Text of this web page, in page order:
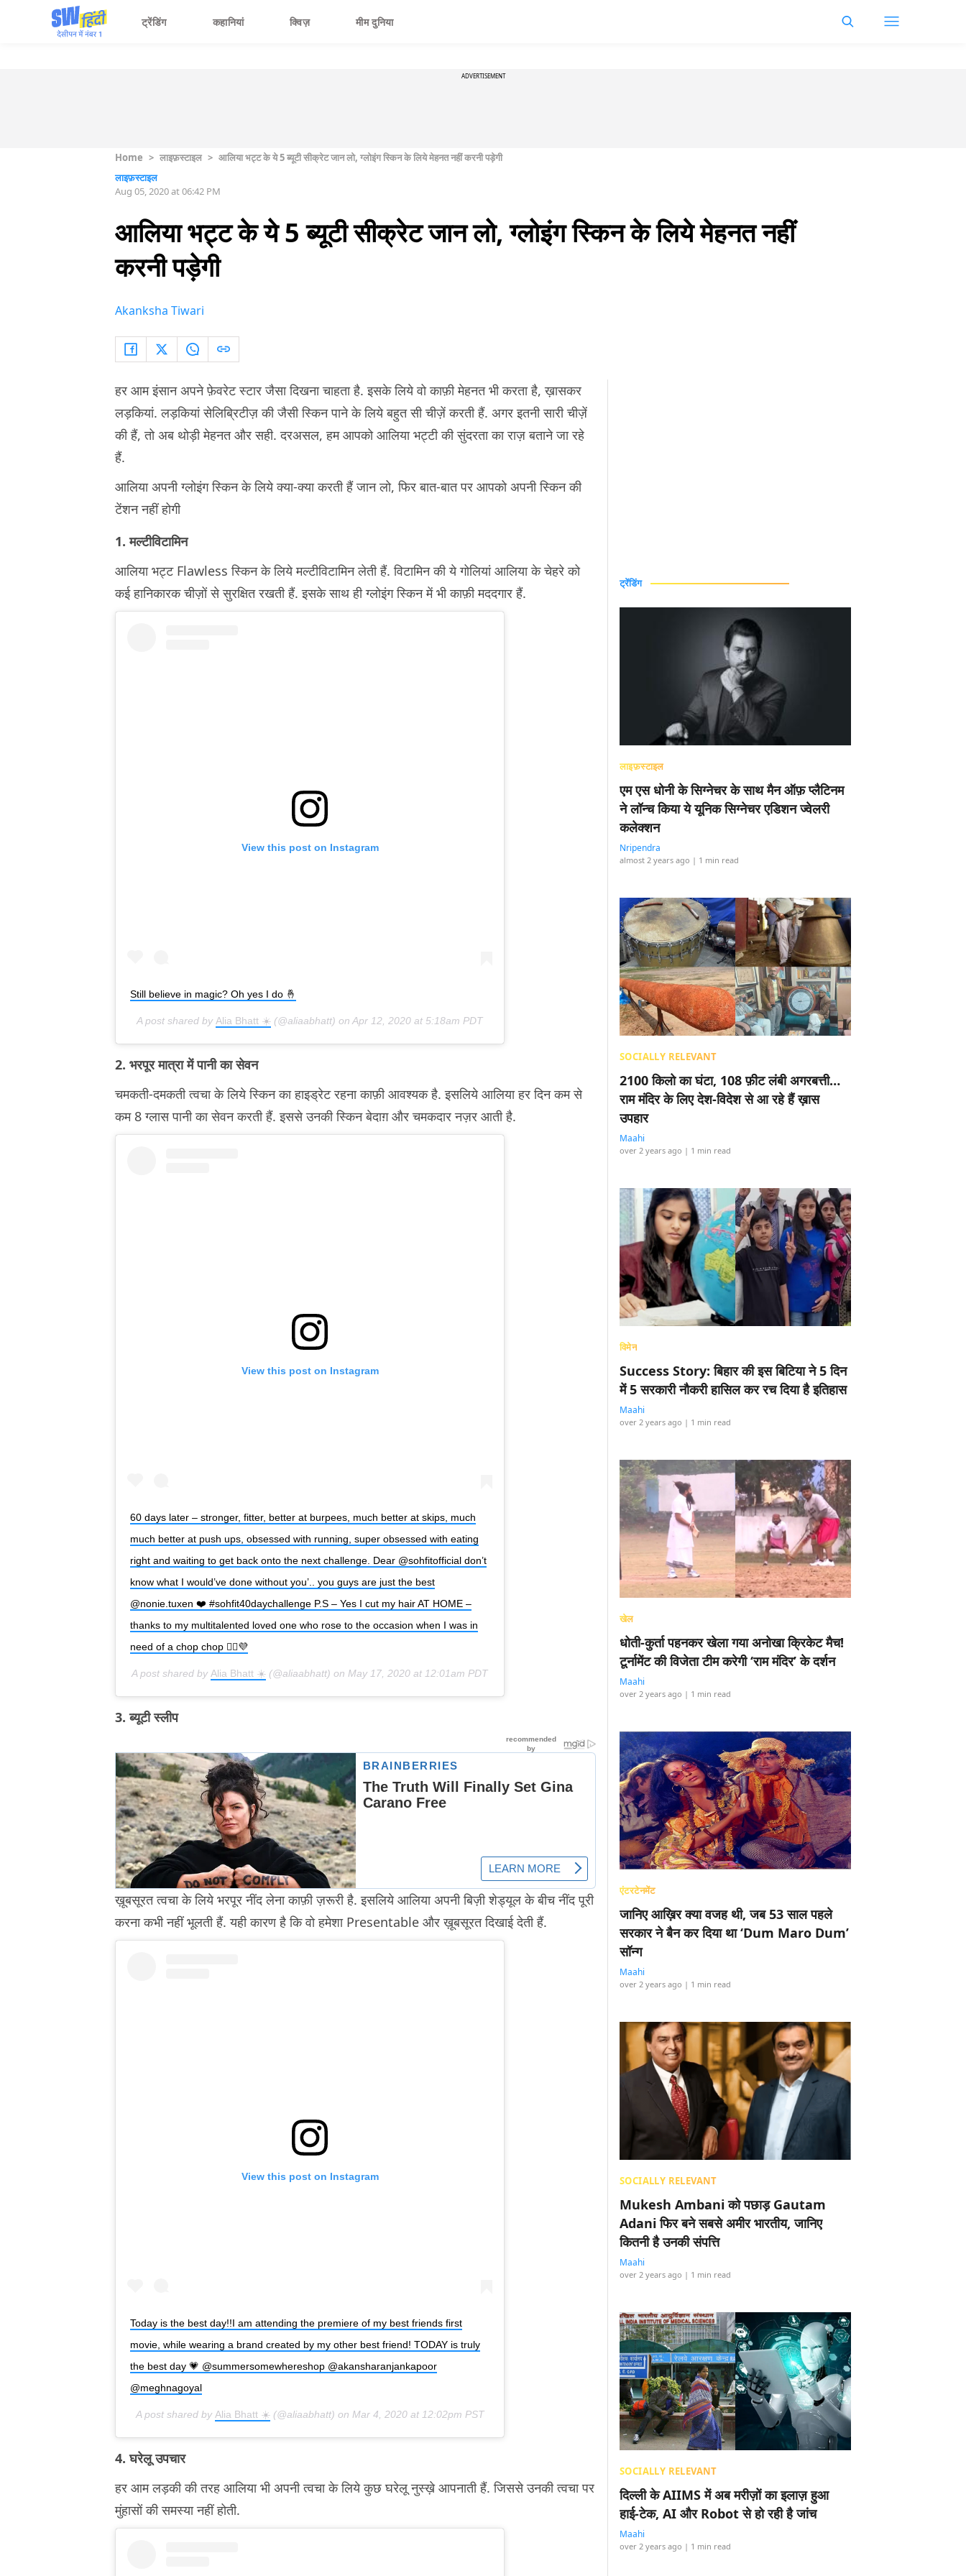
ट्रेंडिंग कहानियां क्विज़ मीम दुनिया
ADVERTISEMENT
Home > लाइफ़स्टाइल > आलिया भट्ट के ये 5 ब्यूटी सीक्रेट जान लो, ग्लोइंग स्किन के लिये मेहनत नहीं करनी पड़ेगी
लाइफ़स्टाइल
Aug 05, 2020 at 06:42 PM
आलिया भट्ट के ये 5 ब्यूटी सीक्रेट जान लो, ग्लोइंग स्किन के लिये मेहनत नहीं
करनी पड़ेगी
Akanksha Tiwari
हर आम इंसान अपने फ़ेवरेट स्टार जैसा दिखना चाहता है. इसके लिये वो काफ़ी मेहनत भी करता है, ख़ासकर
लड़कियां. लड़कियां सेलिब्रिटीज़ की जैसी स्किन पाने के लिये बहुत सी चीज़ें करती हैं. अगर इतनी सारी चीज़ें
की हैं, तो अब थोड़ी मेहनत और सही. दरअसल, हम आपको आलिया भट्टी की सुंदरता का राज़ बताने जा रहे
हैं.
आलिया अपनी ग्लोइंग स्किन के लिये क्या-क्या करती हैं जान लो, फिर बात-बात पर आपको अपनी स्किन की
टेंशन नहीं होगी
1. मल्टीविटामिन
आलिया भट्ट Flawless स्किन के लिये मल्टीविटामिन लेती हैं. विटामिन की ये गोलियां आलिया के चेहरे को
कई हानिकारक चीज़ों से सुरक्षित रखती हैं. इसके साथ ही ग्लोइंग स्किन में भी काफ़ी मददगार हैं.
View this post on Instagram
Still believe in magic? Oh yes I do 🤞
A post shared by Alia Bhatt ☀️ (@aliaabhatt) on Apr 12, 2020 at 5:18am PDT
2. भरपूर मात्रा में पानी का सेवन
चमकती-दमकती त्वचा के लिये स्किन का हाइड्रेट रहना काफ़ी आवश्यक है. इसलिये आलिया हर दिन कम से
कम 8 ग्लास पानी का सेवन करती हैं. इससे उनकी स्किन बेदाग़ और चमकदार नज़र आती है.
View this post on Instagram
60 days later – stronger, fitter, better at burpees, much better at skips, much
much better at push ups, obsessed with running, super obsessed with eating
right and waiting to get back onto the next challenge. Dear @sohfitofficial don’t
know what I would’ve done without you’.. you guys are just the best
@nonie.tuxen ❤️ #sohfit40daychallenge P.S – Yes I cut my hair AT HOME –
thanks to my multitalented loved one who rose to the occasion when I was in
need of a chop chop 💇‍♀️💜
A post shared by Alia Bhatt ☀️ (@aliaabhatt) on May 17, 2020 at 12:01am PDT
3. ब्यूटी स्लीप
ख़ूबसूरत त्वचा के लिये भरपूर नींद लेना काफ़ी ज़रूरी है. इसलिये आलिया अपनी बिज़ी शेड्यूल के बीच नींद पूरी
करना कभी नहीं भूलती हैं. यही कारण है कि वो हमेशा Presentable और ख़ूबसूरत दिखाई देती हैं.
View this post on Instagram
Today is the best day!!I am attending the premiere of my best friends first
movie, while wearing a brand created by my other best friend! TODAY is truly
the best day 💗 @summersomewhereshop @akansharanjankapoor
@meghnagoyal
A post shared by Alia Bhatt ☀️(@aliaabhatt) on Mar 4, 2020 at 12:02pm PST
4. घरेलू उपचार
हर आम लड़की की तरह आलिया भी अपनी त्वचा के लिये कुछ घरेलू नुस्ख़े आपनाती हैं. जिससे उनकी त्वचा पर
मुंहासों की समस्या नहीं होती.
ट्रेंडिंग
लाइफ़स्टाइल
एम एस धोनी के सिग्नेचर के साथ मैन ऑफ़ प्लैटिनम
ने लॉन्च किया ये यूनिक सिग्नेचर एडिशन ज्वेलरी
कलेक्शन
Nripendra
almost 2 years ago | 1 min read
SOCIALLY RELEVANT
2100 किलो का घंटा, 108 फ़ीट लंबी अगरबत्ती…
राम मंदिर के लिए देश-विदेश से आ रहे हैं ख़ास
उपहार
Maahi
over 2 years ago | 1 min read
विमेन
Success Story: बिहार की इस बिटिया ने 5 दिन
में 5 सरकारी नौकरी हासिल कर रच दिया है इतिहास
Maahi
over 2 years ago | 1 min read
खेल
धोती-कुर्ता पहनकर खेला गया अनोखा क्रिकेट मैच!
टूर्नामेंट की विजेता टीम करेगी ‘राम मंदिर’ के दर्शन
Maahi
over 2 years ago | 1 min read
एंटरटेनमेंट
जानिए आख़िर क्या वजह थी, जब 53 साल पहले
सरकार ने बैन कर दिया था ‘Dum Maro Dum’
सॉन्ग
Maahi
over 2 years ago | 1 min read
SOCIALLY RELEVANT
Mukesh Ambani को पछाड़ Gautam
Adani फिर बने सबसे अमीर भारतीय, जानिए
कितनी है उनकी संपत्ति
Maahi
over 2 years ago | 1 min read
SOCIALLY RELEVANT
दिल्ली के AIIMS में अब मरीज़ों का इलाज़ हुआ
हाई-टेक, AI और Robot से हो रही है जांच
Maahi
over 2 years ago | 1 min read